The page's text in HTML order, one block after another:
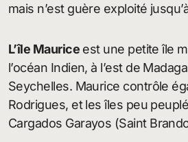
mais n’est guère exploité
L’île Mauriceest une petite île
l’océan Indien, à l’est de
Seychelles. Maurice contrôle
Rodrigues, et les îles peu
Cargados Garayos (Saint